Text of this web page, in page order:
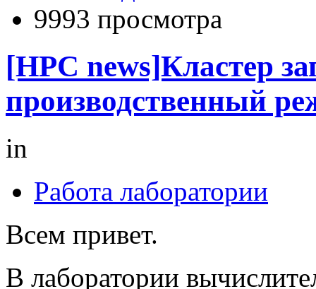
9993 просмотра
[HPC news]Кластер
производственный
in
Работа лаборатории
Всем привет.
В лаборатории